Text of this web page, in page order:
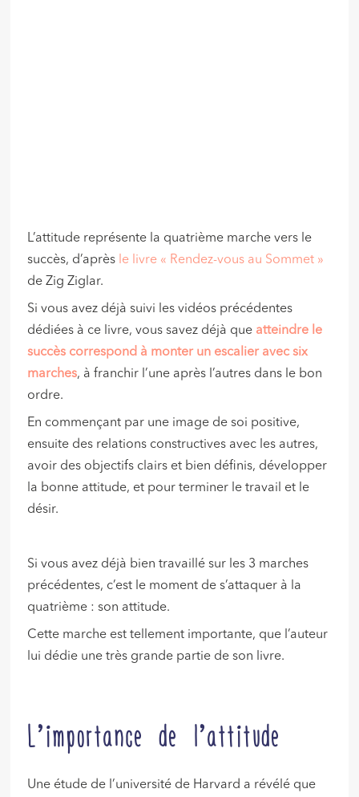
L’attitude représente la quatrième marche vers le
succès, d’après le livre « Rendez-vous au Sommet »
de Zig Ziglar.
Si vous avez déjà suivi les vidéos précédentes
dédiées à ce livre, vous savez déjà que atteindre le
succès correspond à monter un escalier avec six
marches, à franchir l’une après l’autres dans le bon
ordre.
En commençant par une image de soi positive,
ensuite des relations constructives avec les autres,
avoir des objectifs clairs et bien définis, développer
la bonne attitude, et pour terminer le travail et le
désir.
Si vous avez déjà bien travaillé sur les 3 marches
précédentes, c’est le moment de s’attaquer à la
quatrième : son attitude.
Cette marche est tellement importante, que l’auteur
lui dédie une très grande partie de son livre.
L’importance de l’attitude
Une étude de l’université de Harvard a révélé que